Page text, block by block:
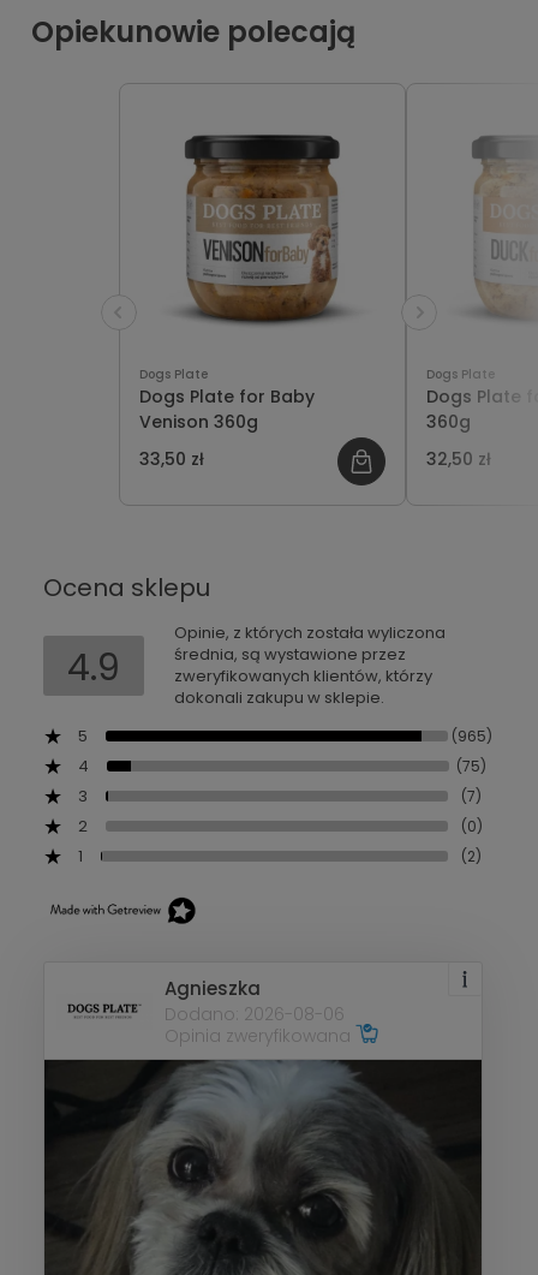
Opiekunowie polecają
Dogs Plate
Dogs Plate for Baby
Venison 360g
33,50 zł
Dogs Plate
Dogs Plate
360g
32,50 zł
Ocena sklepu
4.9
Opinie, z których została wyliczona
średnia, są wystawione przez
zweryfikowanych klientów, którzy
dokonali zakupu w sklepie.
5
(965)
4 (75)
3 (7)
2 (0)
1 (2)
Agnieszka
Dodano: 2026-08-06
Opinia zweryfikowana